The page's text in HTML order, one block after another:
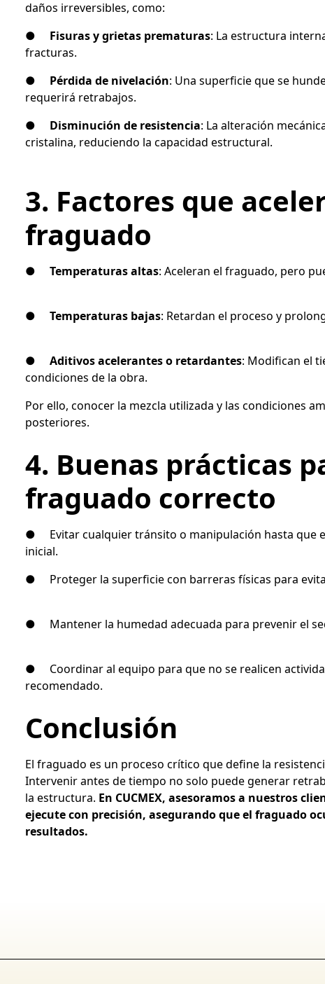
daños irreversibles, como:
● Fisuras y grietas prematuras: La estructura
fracturas.
● Pérdida de nivelación: Una superficie que se
requerirá retrabajos.
● Disminución de resistencia: La alteración
cristalina, reduciendo la capacidad estructural.
3. Factores que
fraguado
● Temperaturas altas: Aceleran el fraguado, pero
● Temperaturas bajas: Retardan el proceso y
● Aditivos acelerantes o retardantes: Modifican el
condiciones de la obra.
Por ello, conocer la mezcla utilizada y las condiciones
posteriores.
4. Buenas prácticas
fraguado correcto
● Evitar cualquier tránsito o manipulación hasta que
inicial.
● Proteger la superficie con barreras físicas para
● Mantener la humedad adecuada para prevenir el
● Coordinar al equipo para que no se realicen
recomendado.
Conclusión
El fraguado es un proceso crítico que define la
Intervenir antes de tiempo no solo puede generar
la estructura. En CUCMEX, asesoramos a nuestros
ejecute con precisión, asegurando que el fraguado
resultados.